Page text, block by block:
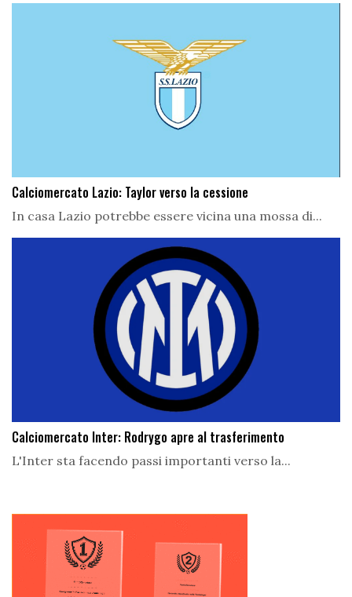
Calciomercato Lazio: Taylor verso la cessione
In casa Lazio potrebbe essere vicina una mossa di...
Calciomercato Inter: Rodrygo apre al trasferimento
L'Inter sta facendo passi importanti verso la...